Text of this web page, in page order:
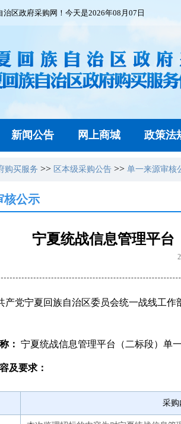
区政府采购网！今天是2026年08月07日
新闻公告 网上商城 政策法
购买服务 >> 区本级采购公告 >> 单一来源审核
核公示
宁夏统战信息管理平台
产党宁夏回族自治区委员会统一战线工
： 宁夏统战信息管理平台（二标段）单
及要求：
采购